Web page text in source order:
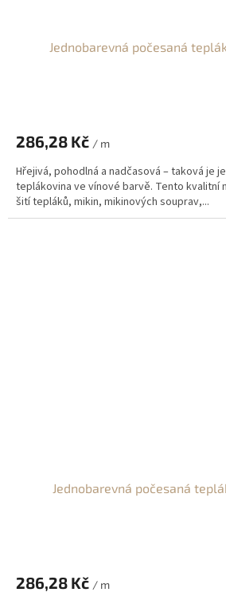
Jednobarevná počesaná
286,28 Kč / m
Hřejivá, pohodlná a nadčasová – taková je
teplákovina ve vínové barvě. Tento kvalitní
šití tepláků, mikin, mikinových souprav,...
Jednobarevná počesaná
286,28 Kč / m